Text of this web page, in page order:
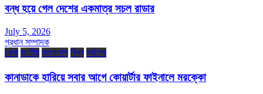
বন্ধ হয়ে গেল দেশের একমাত্র সচল রাডার
July 5, 2026
প্রধান সম্পাদক
খেলা জাতীয় বাংলাদেশ বিশ্ব সর্বশেষ
কানাডাকে হারিয়ে সবার আগে কোয়ার্টার ফাইনালে মরক্কো